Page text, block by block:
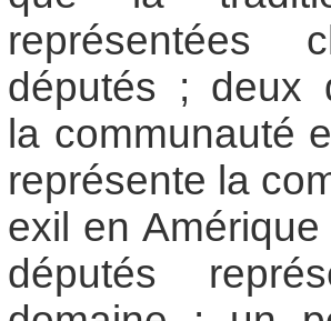
représentées
députés ; deux
la communauté
représente la
exil en
députés